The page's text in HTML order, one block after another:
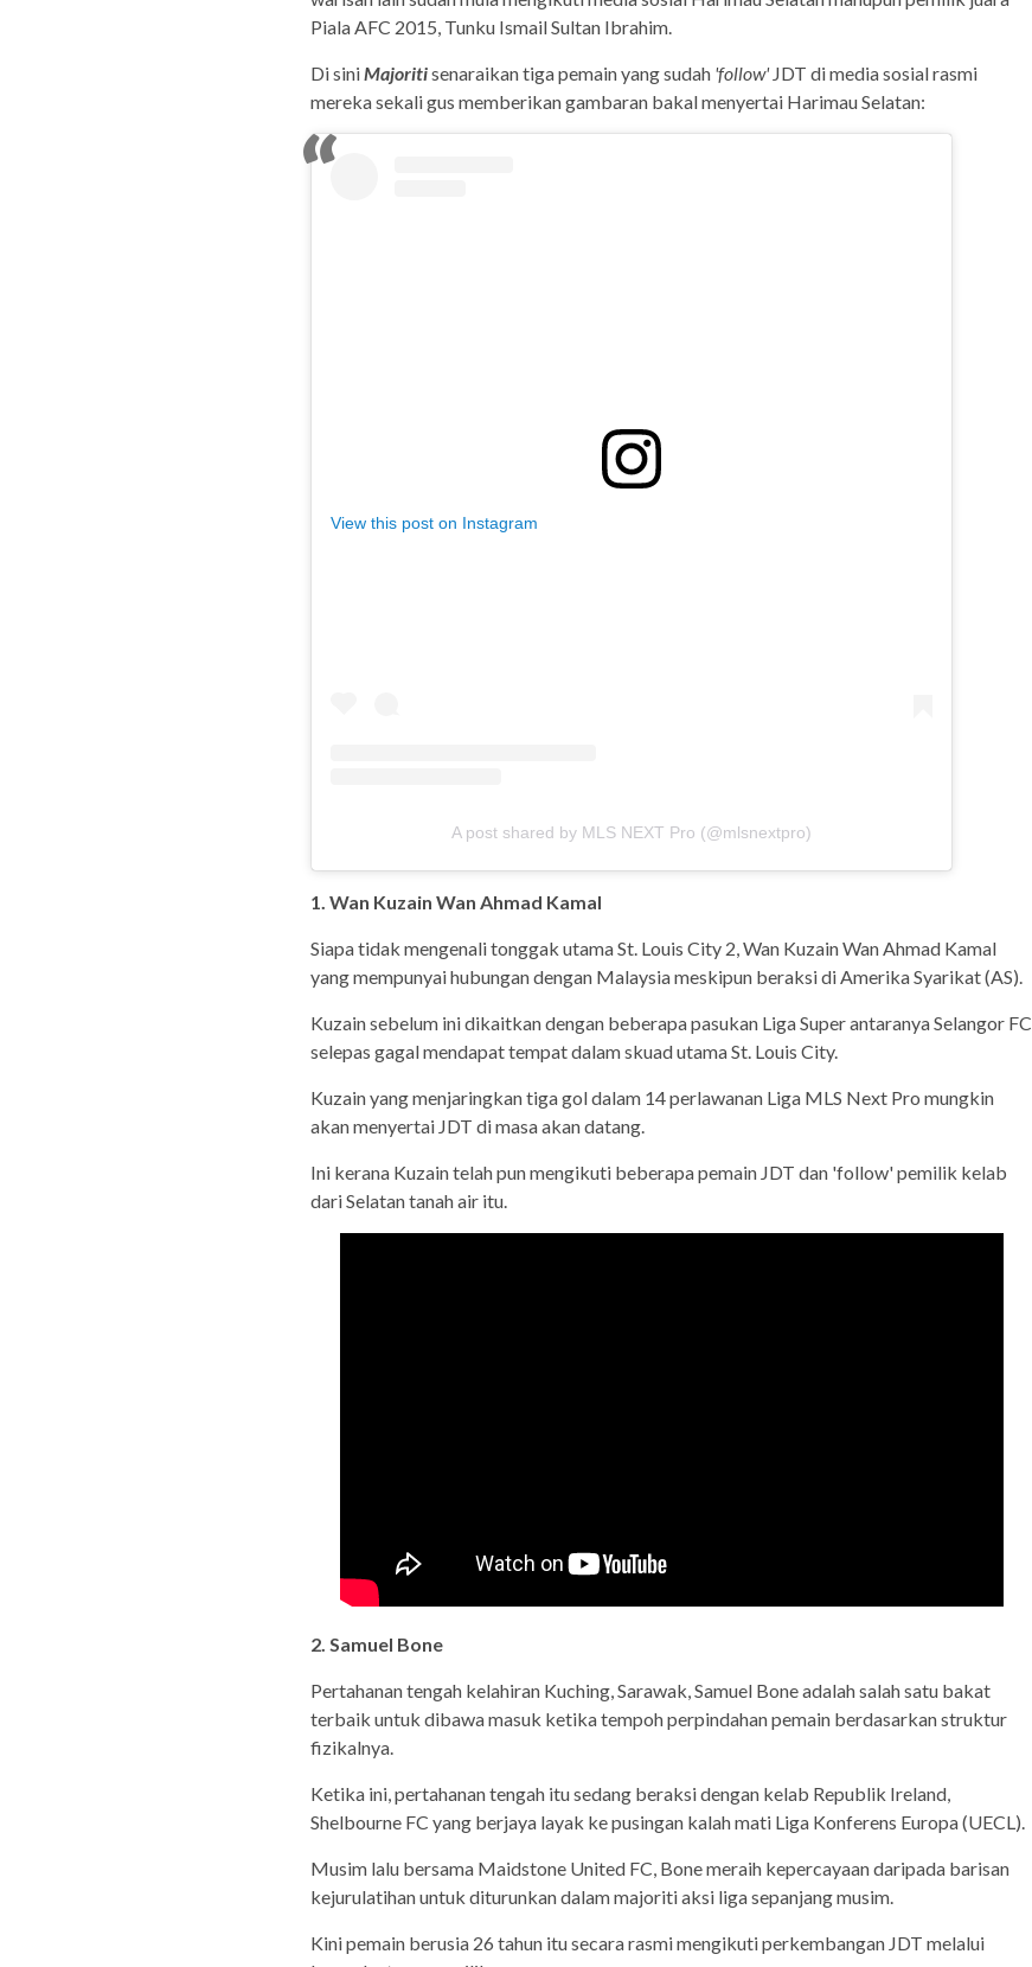
Piala AFC 2015, Tunku Ismail Sultan Ibrahim.
Di siniMajoritisenaraikan tiga pemain yang sudah 'follow'JDT di media sosial rasmi
mereka sekali gus memberikan gambaran bakal menyertai Harimau Selatan:
View this post on Instagram
A post shared by MLS NEXT Pro (@mlsnextpro)
1. Wan Kuzain Wan Ahmad Kamal
Siapa tidak mengenali tonggak utama St. Louis City 2, Wan Kuzain Wan Ahmad Kamal
yang mempunyai hubungan dengan Malaysia meskipun beraksi di Amerika Syarikat (AS).
Kuzain sebelum ini dikaitkan dengan beberapa pasukan Liga Super antaranya Selangor FC
selepas gagal mendapat tempat dalam skuad utama St. Louis City.
Kuzain yang menjaringkan tiga gol dalam 14 perlawanan Liga MLS Next Pro mungkin
akan menyertai JDT di masa akan datang.
Ini kerana Kuzain telah pun mengikuti beberapa pemain JDT dan 'follow' pemilik kelab
dari Selatan tanah air itu.
2. Samuel Bone
Pertahanan tengah kelahiran Kuching, Sarawak, Samuel Bone adalah salah satu bakat
terbaik untuk dibawa masuk ketika tempoh perpindahan pemain berdasarkan struktur
fizikalnya.
Ketika ini, pertahanan tengah itu sedang beraksi dengan kelab Republik Ireland,
Shelbourne FC yang berjaya layak ke pusingan kalah mati Liga Konferens Europa (UECL).
Musim lalu bersama Maidstone United FC, Bone meraih kepercayaan daripada barisan
kejurulatihan untuk diturunkan dalam majoriti aksi liga sepanjang musim.
Kini pemain berusia 26 tahun itu secara rasmi mengikuti perkembangan JDT melalui